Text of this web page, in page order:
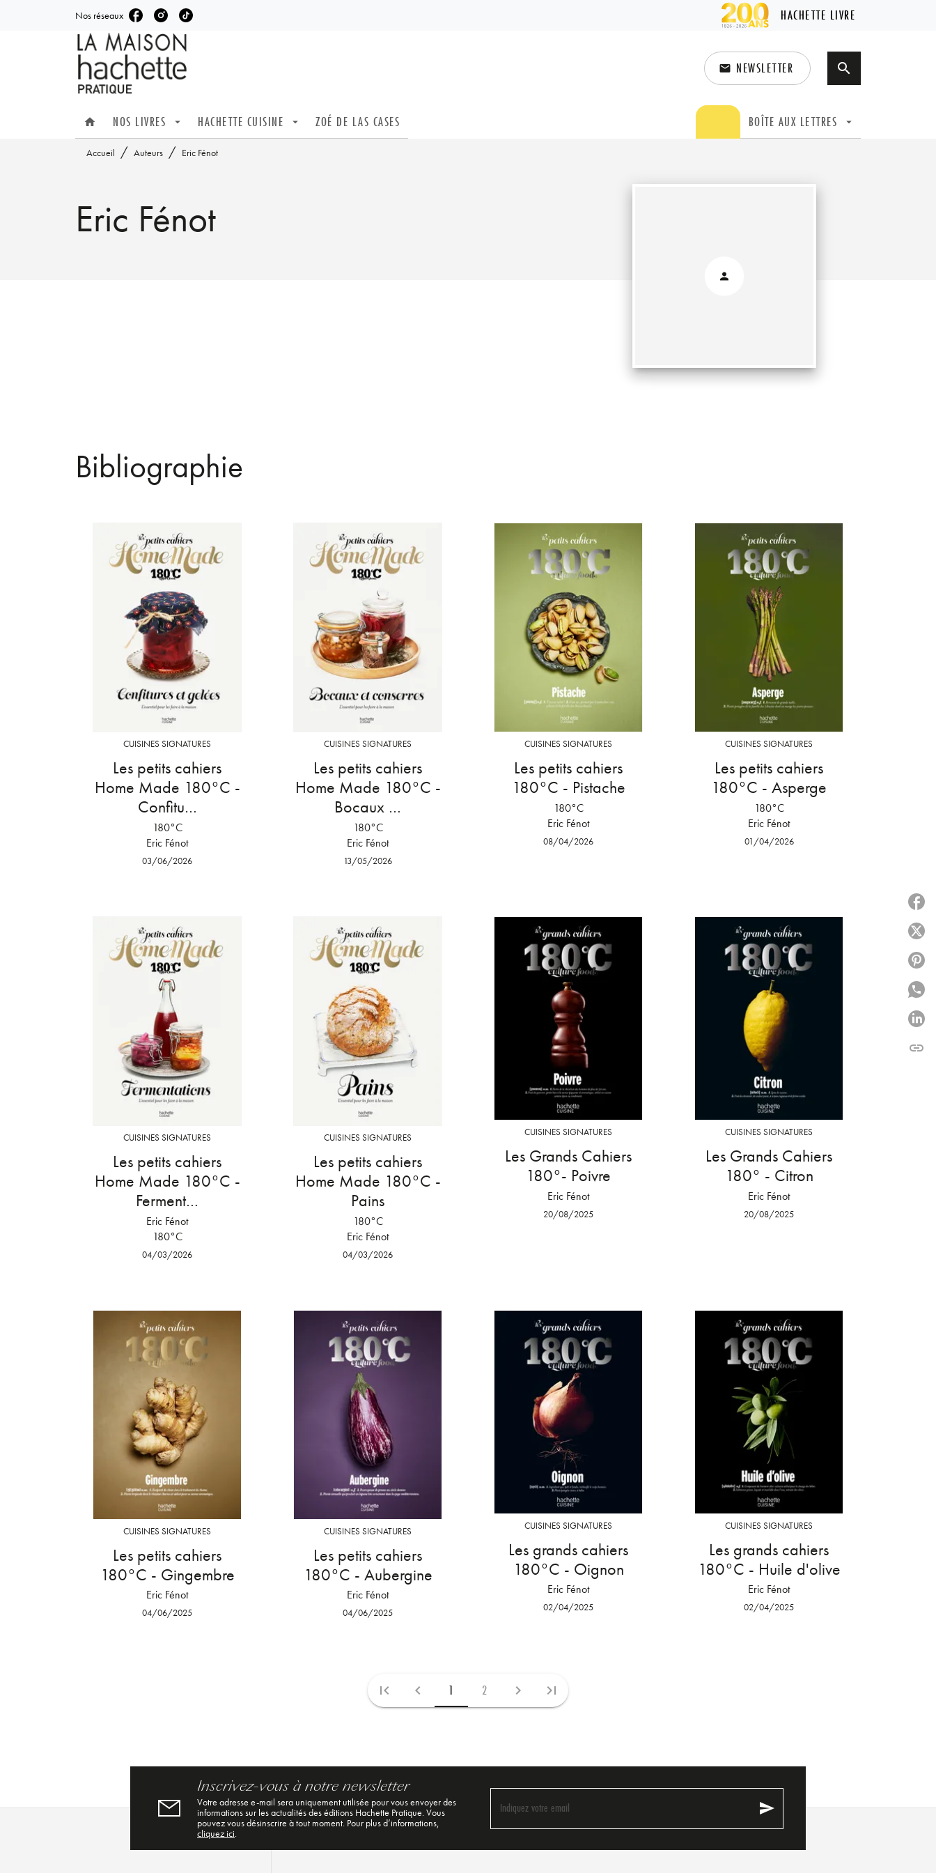
MENU RECHERCHE
Nos réseaux HACHETTE LIVRE
email NEWSLETTER search
home NOS LIVRES arrow_drop_down HACHETTE CUISINE arrow_drop_down ZOÉ DE LAS CASES BOÎTE AUX LETTRES arrow_drop_down
Accueil / Auteurs / Eric Fénot
Eric Fénot
Bibliographie
CUISINES SIGNATURES
Les petits cahiers
Home Made 180°C -
Confitu…
180°C
Eric Fénot
03/06/2026
CUISINES SIGNATURES
Les petits cahiers
Home Made 180°C -
Bocaux …
180°C
Eric Fénot
13/05/2026
CUISINES SIGNATURES
Les petits cahiers
180°C - Pistache
180°C
Eric Fénot
08/04/2026
CUISINES SIGNATURES
Les petits cahiers
180°C - Asperge
180°C
Eric Fénot
01/04/2026
CUISINES SIGNATURES
Les petits cahiers
Home Made 180°C -
Ferment…
Eric Fénot
180°C
04/03/2026
CUISINES SIGNATURES
Les petits cahiers
Home Made 180°C -
Pains
180°C
Eric Fénot
04/03/2026
CUISINES SIGNATURES
Les Grands Cahiers
180°- Poivre
Eric Fénot
20/08/2025
CUISINES SIGNATURES
Les Grands Cahiers
180° - Citron
Eric Fénot
20/08/2025
CUISINES SIGNATURES
Les petits cahiers
180°C - Gingembre
Eric Fénot
04/06/2025
CUISINES SIGNATURES
Les petits cahiers
180°C - Aubergine
Eric Fénot
04/06/2025
CUISINES SIGNATURES
Les grands cahiers
180°C - Oignon
Eric Fénot
02/04/2025
CUISINES SIGNATURES
Les grands cahiers
180°C - Huile d'olive
Eric Fénot
02/04/2025
first_page chevron_left 1 2 chevron_right last_page
link
Inscrivez-vous à notre newsletter
Votre adresse e-mail sera uniquement utilisée pour vous envoyer des
informations sur les actualités des éditions Hachette Pratique. Vous
pouvez vous désinscrire à tout moment. Pour plus d’informations,
cliquez ici.
Indiquez votre email send